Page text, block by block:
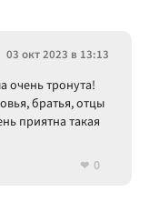
03 окт 2023 в 13:13
очень тронута!
братья, отцы
приятна такая
0